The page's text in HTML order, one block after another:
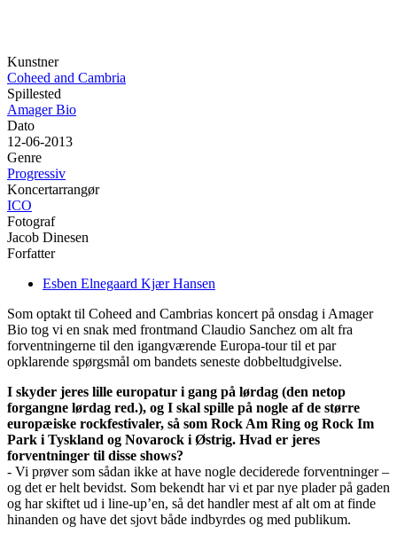
Kunstner
Coheed and Cambria
Spillested
Amager Bio
Dato
12-06-2013
Genre
Progressiv
Koncertarrangør
ICO
Fotograf
Jacob Dinesen
Forfatter
Esben Elnegaard Kjær Hansen
Som optakt til Coheed and Cambrias koncert på onsdag i Amager
Bio tog vi en snak med frontmand Claudio Sanchez om alt fra
forventningerne til den igangværende Europa-tour til et par
opklarende spørgsmål om bandets seneste dobbeltudgivelse.
I skyder jeres lille europatur i gang på lørdag (den netop
forgangne lørdag red.), og I skal spille på nogle af de større
europæiske rockfestivaler, så som Rock Am Ring og Rock Im
Park i Tyskland og Novarock i Østrig. Hvad er jeres
forventninger til disse shows?
- Vi prøver som sådan ikke at have nogle deciderede forventninger –
og det er helt bevidst. Som bekendt har vi et par nye plader på gaden
og har skiftet ud i line-up’en, så det handler mest af alt om at finde
hinanden og have det sjovt både indbyrdes og med publikum.